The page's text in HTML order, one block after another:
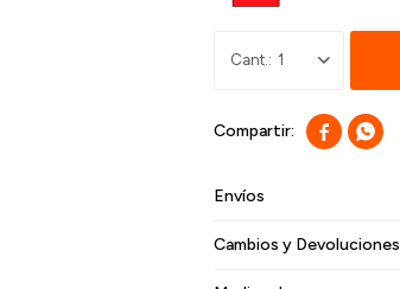
1
 
Envíos
Cambios y Devoluciones